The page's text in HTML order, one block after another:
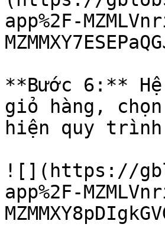
app%2F-
**Bước 6:**
giỏ hàng,
hiện quy
![](https://
app%2F-